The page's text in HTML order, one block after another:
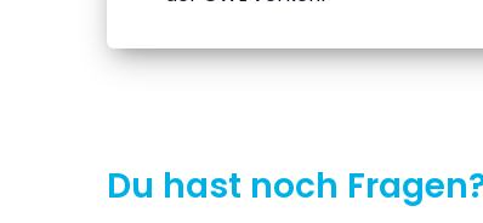
Du hast noch